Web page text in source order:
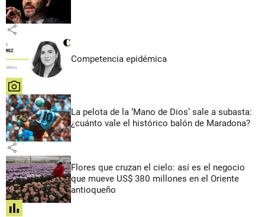
share
Competencia epidémica
share
La pelota de la ‘Mano de Dios’ sale a subasta:
¿cuánto vale el histórico balón de Maradona?
share
Flores que cruzan el cielo: así es el negocio
que mueve US$ 380 millones en el Oriente
antioqueño
share